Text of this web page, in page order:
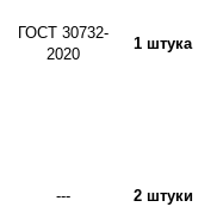
ГОСТ 30732-
2020
1 штука
--- 2 штуки